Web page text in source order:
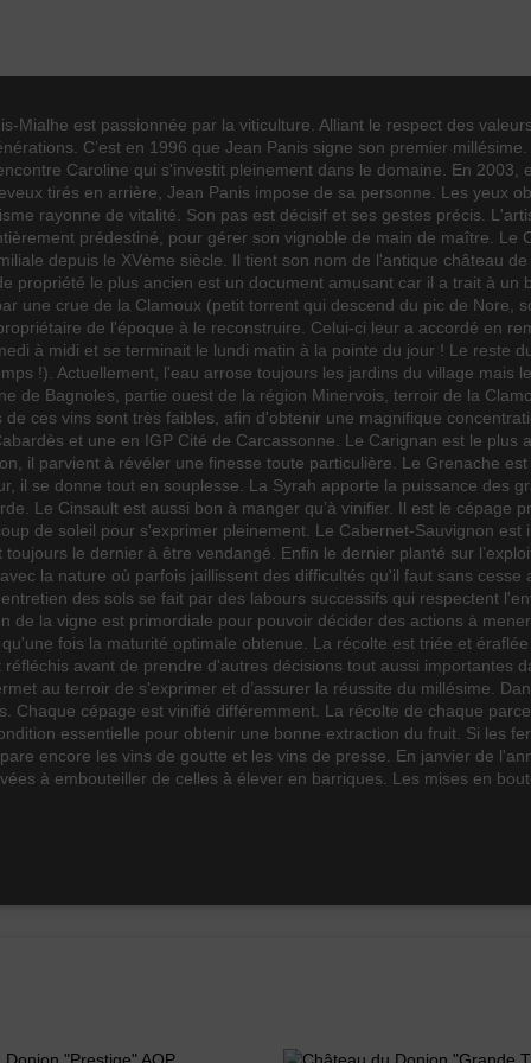
Cinsault
Grenache
Syrah
Fruité
2025
75cl
Vin 2019
Vin 2019
Mialhe est passionnée par la viticulture. Alliant le respect des
C’est en 1996 que Jean Panis signe son premier
Caroline qui s'investit pleinement dans le domaine. En
tirés en arrière, Jean Panis impose de sa personne. Les yeux
rayonne de vitalité. Son pas est décisif et ses gestes précis.
prédestiné, pour gérer son vignoble de main de maître.
depuis le XVème siècle. Il tient son nom de l'antique château
propriété le plus ancien est un document amusant car il a trait à
une crue de la Clamoux (petit torrent qui descend du pic de Nore,
de l'époque à le reconstruire. Celui-ci leur a accordé en
à midi et se terminait le lundi matin à la pointe du jour ! Le reste
!). Actuellement, l'eau arrose toujours les jardins du village mais
de Bagnoles, partie ouest de la région Minervois, terroir de la
ces vins sont très faibles, afin d'obtenir une magnifique
et une en IGP Cité de Carcassonne. Le Carignan est le
il parvient à révéler une finesse toute particulière. Le Grenache
il se donne tout en souplesse. La Syrah apporte la puissance des
Le Cinsault est aussi bon à manger qu’à vinifier. Il est le cépage
de soleil pour s'exprimer pleinement. Le Cabernet-Sauvignon
le dernier à être vendangé. Enfin le dernier planté sur
la nature où parfois jaillissent des difficultés qu'il faut sans
des sols se fait par des labours successifs qui respectent
la vigne est primordiale pour pouvoir décider des actions à
fois la maturité optimale obtenue. La récolte est triée et
avant de prendre d'autres décisions tout aussi importantes
au terroir de s'exprimer et d’assurer la réussite du millésime.
Chaque cépage est vinifié différemment. La récolte de chaque
essentielle pour obtenir une bonne extraction du fruit. Si les
encore les vins de goutte et les vins de presse. En janvier de
à embouteiller de celles à élever en barriques. Les mises en